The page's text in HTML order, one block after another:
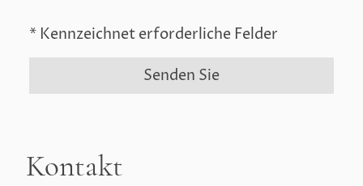
* Kennzeichnet erforderliche Felder
Senden Sie
Kontakt